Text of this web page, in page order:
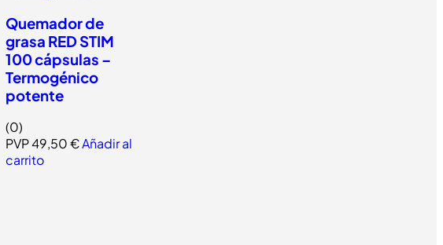
Quemador de
grasa RED STIM
100 cápsulas –
Termogénico
potente
(0)
PVP49,50€Añadir al
carrito